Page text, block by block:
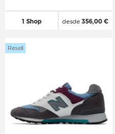
1 Shop desde 356,00 €
Resell